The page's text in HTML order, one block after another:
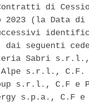
di
2023 (la Data
seguenti
Sabri
s.r.l.,
s.r.l., C.F e
s.p.a., C.F